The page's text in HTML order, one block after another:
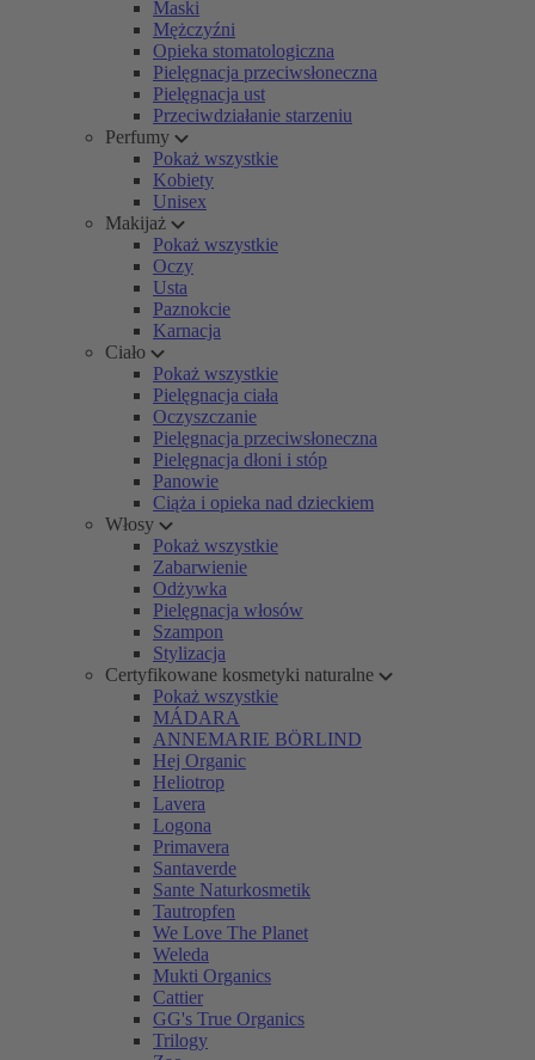
Maski
Mężczyźni
Opieka stomatologiczna
Pielęgnacja przeciwsłoneczna
Pielęgnacja ust
Przeciwdziałanie starzeniu
Perfumy
Pokaż wszystkie
Kobiety
Unisex
Makijaż
Pokaż wszystkie
Oczy
Usta
Paznokcie
Karnacja
Ciało
Pokaż wszystkie
Pielęgnacja ciała
Oczyszczanie
Pielęgnacja przeciwsłoneczna
Pielęgnacja dłoni i stóp
Panowie
Ciąża i opieka nad dzieckiem
Włosy
Pokaż wszystkie
Zabarwienie
Odżywka
Pielęgnacja włosów
Szampon
Stylizacja
Certyfikowane kosmetyki naturalne
Pokaż wszystkie
MÁDARA
ANNEMARIE BÖRLIND
Hej Organic
Heliotrop
Lavera
Logona
Primavera
Santaverde
Sante Naturkosmetik
Tautropfen
We Love The Planet
Weleda
Mukti Organics
Cattier
GG's True Organics
Trilogy